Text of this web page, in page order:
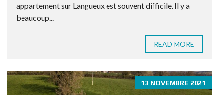
appartement sur Langueux est souvent difficile. Il y a
beaucoup...
READ MORE
13 NOVEMBRE 2021